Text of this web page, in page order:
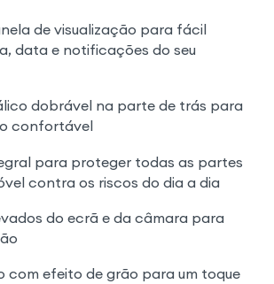
de visualização para fácil
data e notificações do seu
dobrável na parte de trás para
confortável
para proteger todas as partes
contra os riscos do dia a dia
do ecrã e da câmara para
com efeito de grão para um toque